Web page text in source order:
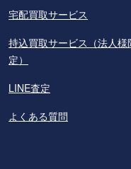
宅配買取サービス
持込買取サービス（法人様
定）
LINE査定
よくある質問